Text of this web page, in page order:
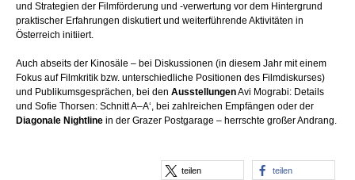
und Strategien der Filmförderung und -verwertung vor dem Hintergrund
praktischer Erfahrungen diskutiert und weiterführende Aktivitäten in
Österreich initiiert.
Auch abseits der Kinosäle – bei Diskussionen (in diesem Jahr mit einem
Fokus auf Filmkritik bzw. unterschiedliche Positionen des Filmdiskurses)
und Publikumsgesprächen, bei den AusstellungenAvi Mograbi: Details
und Sofie Thorsen: Schnitt A–A‘, bei zahlreichen Empfängen oder der
Diagonale Nightline in der Grazer Postgarage – herrschte großer Andrang.
teilen teilen